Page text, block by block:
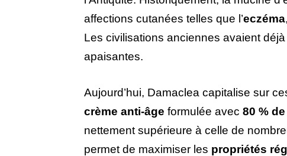
affections cutanées telles que l’eczéma
Les civilisations anciennes avaient
apaisantes.
Aujourd’hui, Damaclea capitalise sur
crème anti-âge formulée avec 80 %
nettement supérieure à celle de
permet de maximiser les propriétés